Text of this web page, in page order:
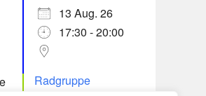
13 Aug. 26
17:30 - 20:00
Radgruppe